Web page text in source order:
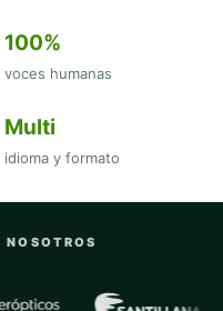
100%
voces humanas
Multi
idioma y formato
con las